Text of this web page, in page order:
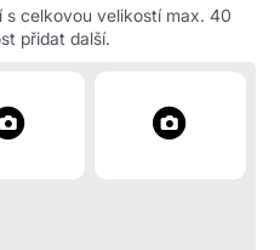
celkovou velikostí max. 40
přidat další.